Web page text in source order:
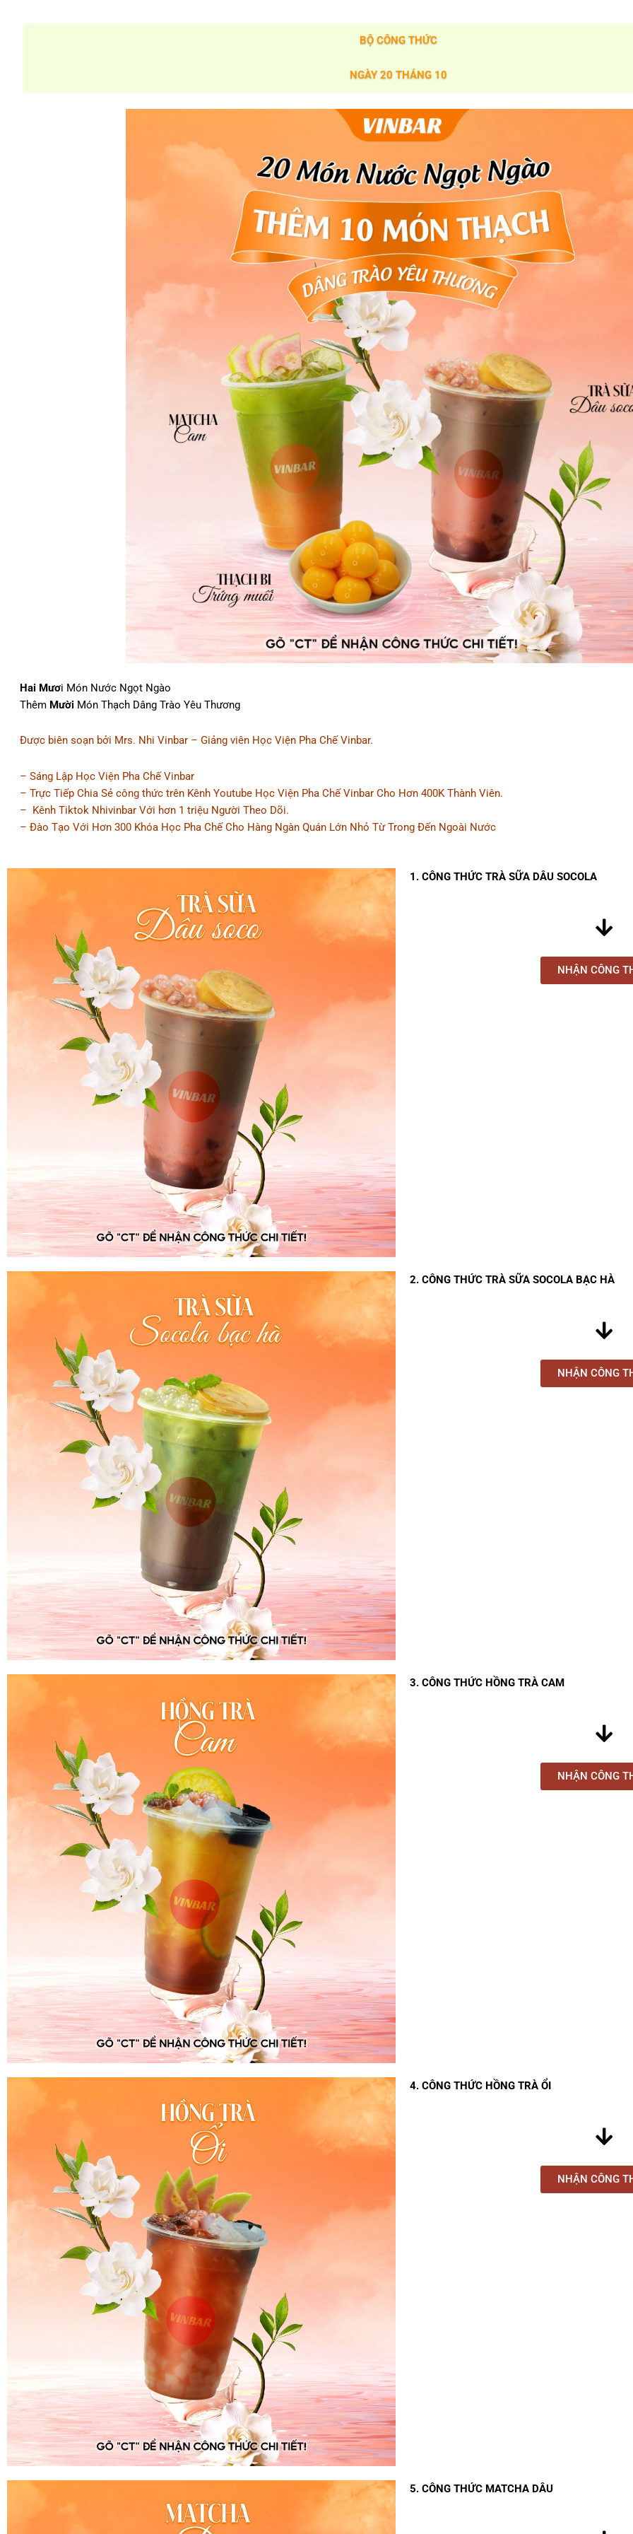
BỘ CÔNG THỨC
NGÀY 20 THÁNG 10
Hai Mươi Món Nước Ngọt Ngào
Thêm Mười Món Thạch Dâng Trào Yêu Thương
Được biên soạn bởi Mrs. Nhi Vinbar – Giảng viên Học Viện Pha Chế Vinbar.
– Sáng Lập Học Viện Pha Chế Vinbar
– Trực Tiếp Chia Sẻ công thức trên Kênh Youtube Học Viện Pha Chế Vinbar Cho Hơn 400K Thành Viên.
– Kênh Tiktok Nhivinbar Với hơn 1 triệu Người Theo Dõi.
– Đào Tạo Với Hơn 300 Khóa Học Pha Chế Cho Hàng Ngàn Quán Lớn Nhỏ Từ Trong Đến Ngoài Nước
1. CÔNG THỨC TRÀ SỮA DÂU SOCOLA
NHẬN CÔNG
2. CÔNG THỨC TRÀ SỮA SOCOLA BẠC HÀ
NHẬN CÔNG
3. CÔNG THỨC HỒNG TRÀ CAM
NHẬN CÔNG
4. CÔNG THỨC HỒNG TRÀ ỔI
NHẬN CÔNG
5. CÔNG THỨC MATCHA DÂU